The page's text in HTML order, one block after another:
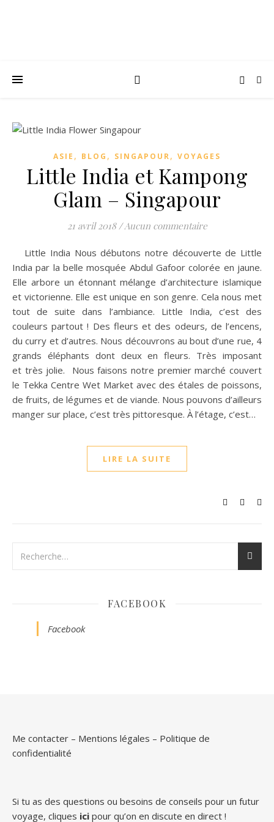
ASIE , BLOG , SINGAPOUR, VOYAGES
Little India et Kampong
Glam – Singapour
21 avril 2018 /Aucun commentaire
Little India Nous débutons notre découverte de Little
India par la belle mosquée Abdul Gafoor colorée en jaune.
Elle arbore un étonnant mélange d’architecture islamique
et victorienne. Elle est unique en son genre. Cela nous met
tout de suite dans l’ambiance. Little India, c’est des
couleurs partout ! Des fleurs et des odeurs, de l’encens,
du curry et d’autres. Nous découvrons au bout d’une rue, 4
grands éléphants dont deux en fleurs. Très imposant
et très jolie. Nous faisons notre premier marché couvert
le Tekka Centre Wet Market avec des étales de poissons,
de fruits, de légumes et de viande. Nous pouvons d’ailleurs
manger sur place, c’est très pittoresque. À l’étage, c’est…
LIRE LA SUITE
FACEBOOK
Facebook
Me contacter – Mentions légales – Politique de
confidentialité
Si tu as des questions ou besoins de conseils pour un futur
voyage, cliques ici pour qu’on en discute en direct !